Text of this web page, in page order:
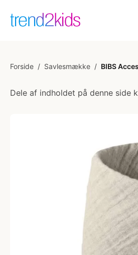
Forside / Savlesmække / BIBS
Dele af indholdet på denne